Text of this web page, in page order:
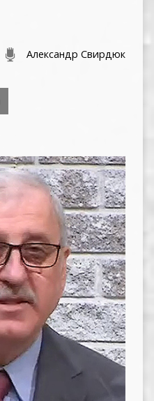
Александр Свирдюк